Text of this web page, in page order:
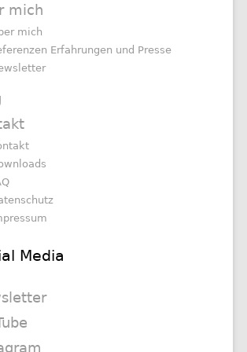
mich
mich
Erfahrungen und Presse
Media